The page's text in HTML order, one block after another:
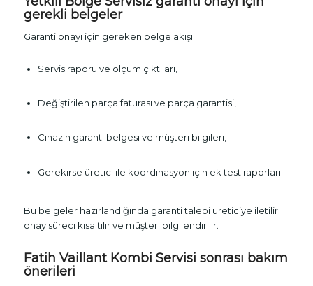
gerekli belgeler
Garanti onayı için gereken belge akışı:
Servis raporu ve ölçüm çıktıları,
Değiştirilen parça faturası ve parça garantisi,
Cihazın garanti belgesi ve müşteri bilgileri,
Gerekirse üretici ile koordinasyon için ek test raporları.
Bu belgeler hazırlandığında garanti talebi üreticiye iletilir;
onay süreci kısaltılır ve müşteri bilgilendirilir.
Fatih Vaillant Kombi Servisi sonrası bakım
önerileri